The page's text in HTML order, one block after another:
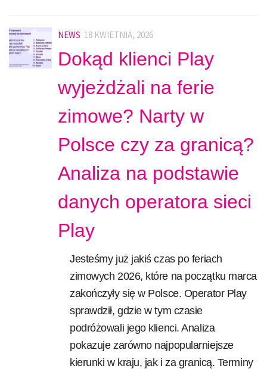
NEWS 18 KWIETNIA, 2026
Dokąd klienci Play
wyjeżdżali na ferie
zimowe? Narty w
Polsce czy za granicą?
Analiza na podstawie
danych operatora sieci
Play
Jesteśmy już jakiś czas po feriach
zimowych 2026, które na początku marca
zakończyły się w Polsce. Operator Play
sprawdził, gdzie w tym czasie
podróżowali jego klienci. Analiza
pokazuje zarówno najpopularniejsze
kierunki w kraju, jak i za granicą. Terminy